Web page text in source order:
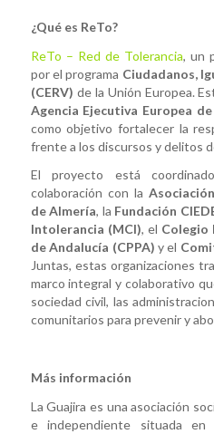
¿Qué es ReTo?
ReTo – Red de Tolerancia, un
por el programa Ciudadanos,
(CERV) de la Unión Europea.
Agencia Ejecutiva Europea
como objetivo fortalecer la
frente a los discursos y delitos
El proyecto está
colaboración con la
de Almería, la Fundación
Intolerancia (MCI), el Colegio
de Andalucía (CPPA) y el
Juntas, estas organizaciones
marco integral y colaborativo
sociedad civil, las
comunitarios para prevenir y
Más información
La Guajira es una asociación
e independiente situada